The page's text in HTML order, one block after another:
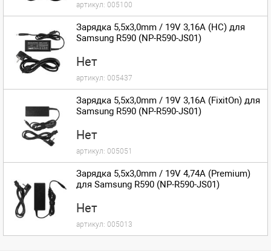
артикул: 005100
Зарядка 5,5x3,0mm / 19V 3,16A (HC) для
Samsung R590 (NP-R590-JS01)
Нет
артикул: 005437
Зарядка 5,5x3,0mm / 19V 3,16A (FixitOn) для
Samsung R590 (NP-R590-JS01)
Нет
артикул: 005051
Зарядка 5,5x3,0mm / 19V 4,74A (Premium)
для Samsung R590 (NP-R590-JS01)
Нет
артикул: 005013